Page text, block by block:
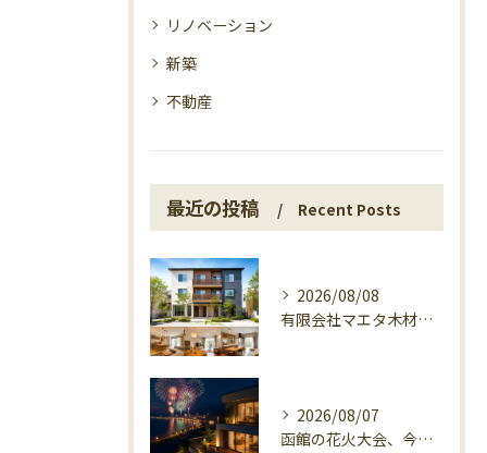
リノベーション
新築
不動産
最近の投稿 Recent Posts
2026/08/08
有限会社マエタ木材が3世帯住宅で選ばれる理由
2026/08/07
函館の花火大会、今日の開催確認と湯の川の夜